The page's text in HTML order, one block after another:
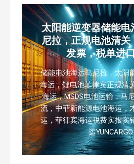
太阳能逆变器储能电
尼拉，正规电池清关
发票，税单进
储能电池海运马尼拉，太阳
海运，锂电池菲律宾正规清
海运，MSDS电池运输，马
流，中菲新能源电池海运，
运，菲律宾海运税费实报实
运YUNCARGO